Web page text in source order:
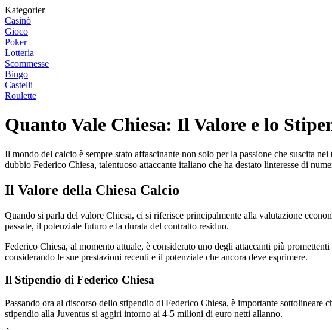
Kategorier
Casinò
Gioco
Poker
Lotteria
Scommesse
Bingo
Castelli
Roulette
Quanto Vale Chiesa: Il Valore e lo
Il mondo del calcio è sempre stato affascinante non solo per la passione che suscita
dubbio Federico Chiesa, talentuoso attaccante italiano che ha destato linteresse di
Il Valore della Chiesa Calcio
Quando si parla del valore Chiesa, ci si riferisce principalmente alla valutazione
passate, il potenziale futuro e la durata del contratto residuo.
Federico Chiesa, al momento attuale, è considerato uno degli attaccanti più
considerando le sue prestazioni recenti e il potenziale che ancora deve esprimere.
Il Stipendio di Federico Chiesa
Passando ora al discorso dello stipendio di Federico Chiesa, è importante
stipendio alla Juventus si aggiri intorno ai 4-5 milioni di euro netti allanno.